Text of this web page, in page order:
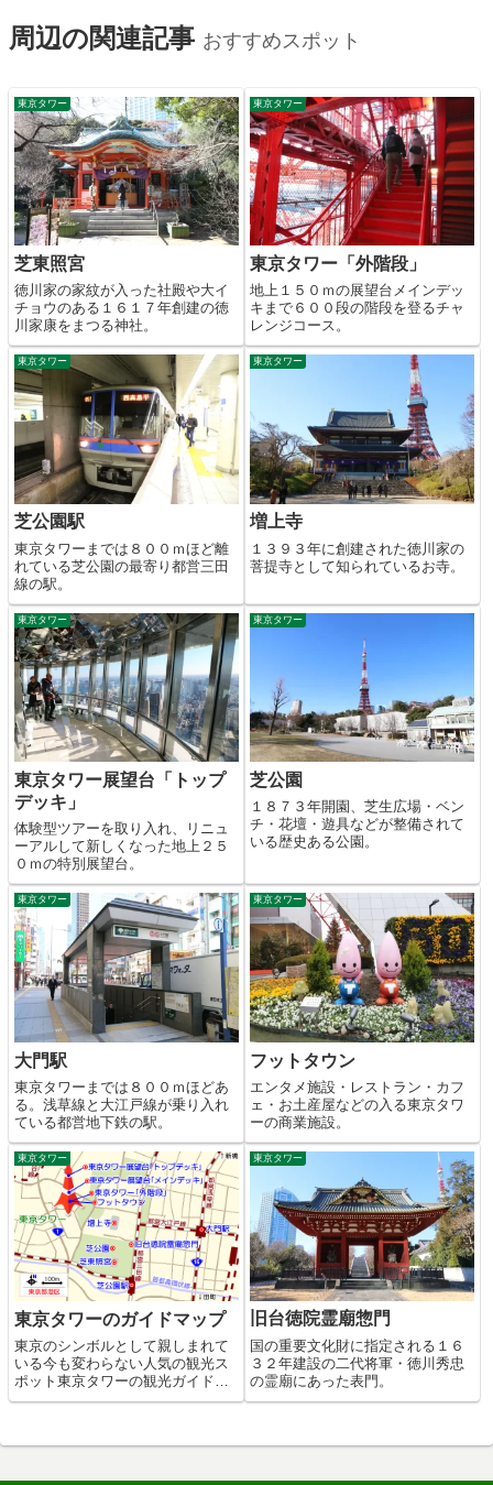
周辺の関連記事 おすすめスポット
東京タワー
芝東照宮
徳川家の家紋が入った社殿や大イ
チョウのある１６１７年創建の徳
川家康をまつる神社。
東京タワー
東京タワー「外階段」
地上１５０ｍの展望台メインデッ
キまで６００段の階段を登るチャ
レンジコース。
東京タワー
芝公園駅
東京タワーまでは８００ｍほど離
れている芝公園の最寄り都営三田
線の駅。
東京タワー
増上寺
１３９３年に創建された徳川家の
菩提寺として知られているお寺。
東京タワー
東京タワー展望台「トップ
デッキ」
体験型ツアーを取り入れ、リニュ
ーアルして新しくなった地上２５
０ｍの特別展望台。
東京タワー
芝公園
１８７３年開園、芝生広場・ベン
チ・花壇・遊具などが整備されて
いる歴史ある公園。
東京タワー
大門駅
東京タワーまでは８００ｍほどあ
る。浅草線と大江戸線が乗り入れ
ている都営地下鉄の駅。
東京タワー
フットタウン
エンタメ施設・レストラン・カフ
ェ・お土産屋などの入る東京タワ
ーの商業施設。
東京タワー
東京タワーのガイドマップ
東京のシンボルとして親しまれて
いる今も変わらない人気の観光ス
ポット東京タワーの観光ガイドマ
ップコメント高さ３３３ｍの東京
た。上下２カ所に展望台があり、
東京タワー
旧台徳院霊廟惣門
国の重要文化財に指定される１６
３２年建設の二代将軍・徳川秀忠
の霊廟にあった表門。